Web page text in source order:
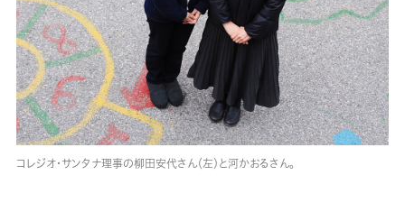
コレジオ・サンタナ理事の柳田安代さん（左）と河かおるさん。